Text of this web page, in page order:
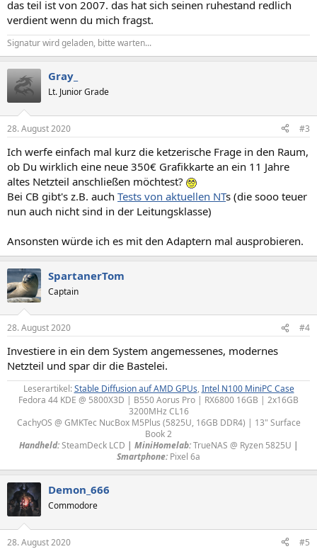
das teil ist von 2007. das hat sich seinen ruhestand redlich
verdient wenn du mich fragst.
Signatur wird geladen, bitte warten...
Gray_
Lt. Junior Grade
28. August 2020 #3
Ich werfe einfach mal kurz die ketzerische Frage in den Raum,
ob Du wirklich eine neue 350€ Grafikkarte an ein 11 Jahre
altes Netzteil anschließen möchtest?
Bei CB gibt's z.B. auch Tests von aktuellen NTs (die sooo teuer
nun auch nicht sind in der Leitungsklasse)
Ansonsten würde ich es mit den Adaptern mal ausprobieren.
SpartanerTom
Captain
28. August 2020 #4
Investiere in ein dem System angemessenes, modernes
Netzteil und spar dir die Bastelei.
Leserartikel:Stable Diffusion auf AMD GPUs, Intel N100 MiniPC Case
Fedora 44 KDE @ 5800X3D | B550 Aorus Pro | RX6800 16GB | 2x16GB
3200MHz CL16
CachyOS @ GMKTec NucBox M5Plus (5825U, 16GB DDR4) | 13" Surface
Book 2
Handheld: SteamDeck LCD | MiniHomelab:TrueNAS @ Ryzen 5825U |
Smartphone: Pixel 6a​
Demon_666
Commodore
28. August 2020 #5